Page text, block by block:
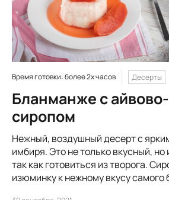
Время готовки: более 2х часов Десерты
Бланманже с
сиропом
Нежный, воздушный десерт с
имбиря. Это не только вкусный,
так как готовиться из творога.
изюминку к нежному вкусу самого